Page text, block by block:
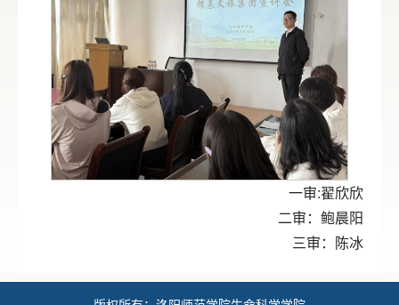
一审:翟欣欣
二审：鲍晨阳
三审：陈冰